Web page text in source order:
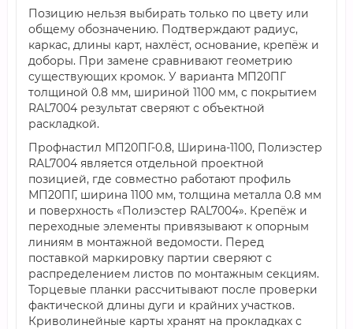
Позицию нельзя выбирать только по цвету или
общему обозначению. Подтверждают радиус,
каркас, длины карт, нахлёст, основание, крепёж и
доборы. При замене сравнивают геометрию
существующих кромок. У варианта МП20ПГ
толщиной 0.8 мм, шириной 1100 мм, с покрытием
RAL7004 результат сверяют с объектной
раскладкой.
Профнастил МП20ПГ-0.8, Ширина-1100, Полиэстер
RAL7004 является отдельной проектной
позицией, где совместно работают профиль
МП20ПГ, ширина 1100 мм, толщина металла 0.8 мм
и поверхность «Полиэстер RAL7004». Крепёж и
переходные элементы привязывают к опорным
линиям в монтажной ведомости. Перед
поставкой маркировку партии сверяют с
распределением листов по монтажным секциям.
Торцевые планки рассчитывают после проверки
фактической длины дуги и крайних участков.
Криволинейные карты хранят на прокладках с